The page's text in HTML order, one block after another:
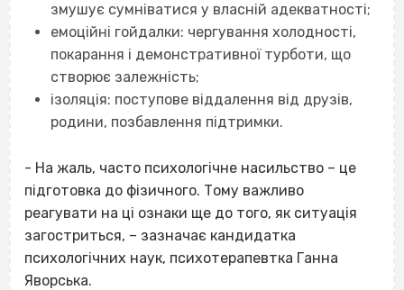
змушує сумніватися у власній адекватності;
емоційні гойдалки: чергування холодності,
покарання і демонстративної турботи, що
створює залежність;
ізоляція: поступове віддалення від друзів,
родини, позбавлення підтримки.
- На жаль, часто психологічне насильство – це
підготовка до фізичного. Тому важливо
реагувати на ці ознаки ще до того, як ситуація
загостриться, – зазначає кандидатка
психологічних наук, психотерапевтка Ганна
Яворська.